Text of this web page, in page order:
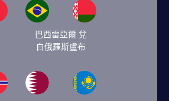
巴西雷亞爾 兌
白俄羅斯盧布